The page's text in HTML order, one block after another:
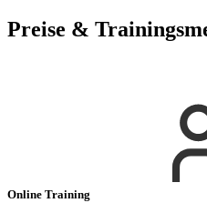
Preise &
Online Training